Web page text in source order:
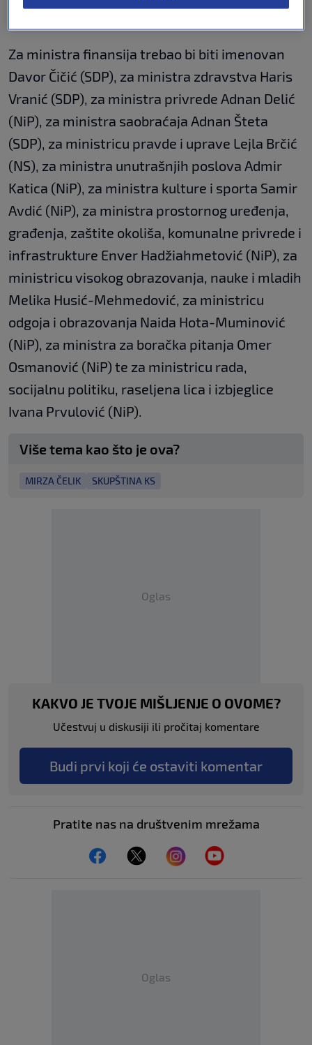
resorima.
Za ministra finansija trebao bi biti imenovan
Davor Čičić (SDP), za ministra zdravstva Haris
Vranić (SDP), za ministra privrede Adnan Delić
(NiP), za ministra saobraćaja Adnan Šteta
(SDP), za ministricu pravde i uprave Lejla Brčić
(NS), za ministra unutrašnjih poslova Admir
Katica (NiP), za ministra kulture i sporta Samir
Avdić (NiP), za ministra prostornog uređenja,
građenja, zaštite okoliša, komunalne privrede i
infrastrukture Enver Hadžiahmetović (NiP), za
ministricu visokog obrazovanja, nauke i mladih
Melika Husić-Mehmedović, za ministricu
odgoja i obrazovanja Naida Hota-Muminović
(NiP), za ministra za boračka pitanja Omer
Osmanović (NiP) te za ministricu rada,
socijalnu politiku, raseljena lica i izbjeglice
Ivana Prvulović (NiP).
Više tema kao što je ova?
MIRZA ČELIK SKUPŠTINA KS
Oglas
KAKVO JE TVOJE MIŠLJENJE O OVOME?
Učestvuj u diskusiji ili pročitaj komentare
Budi prvi koji će ostaviti komentar
Pratite nas na društvenim mrežama
Oglas